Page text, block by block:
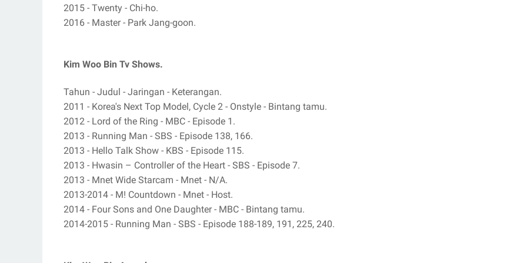
2015 - Twenty - Chi-ho.
2016 - Master - Park Jang-goon.
Kim Woo Bin Tv Shows.
Tahun - Judul - Jaringan - Keterangan.
2011 - Korea's Next Top Model, Cycle 2 - Onstyle - Bintang tamu.
2012 - Lord of the Ring - MBC - Episode 1.
2013 - Running Man - SBS - Episode 138, 166.
2013 - Hello Talk Show - KBS - Episode 115.
2013 - Hwasin – Controller of the Heart - SBS - Episode 7.
2013 - Mnet Wide Starcam - Mnet - N/A.
2013-2014 - M! Countdown - Mnet - Host.
2014 - Four Sons and One Daughter - MBC - Bintang tamu.
2014-2015 - Running Man - SBS - Episode 188-189, 191, 225, 240.